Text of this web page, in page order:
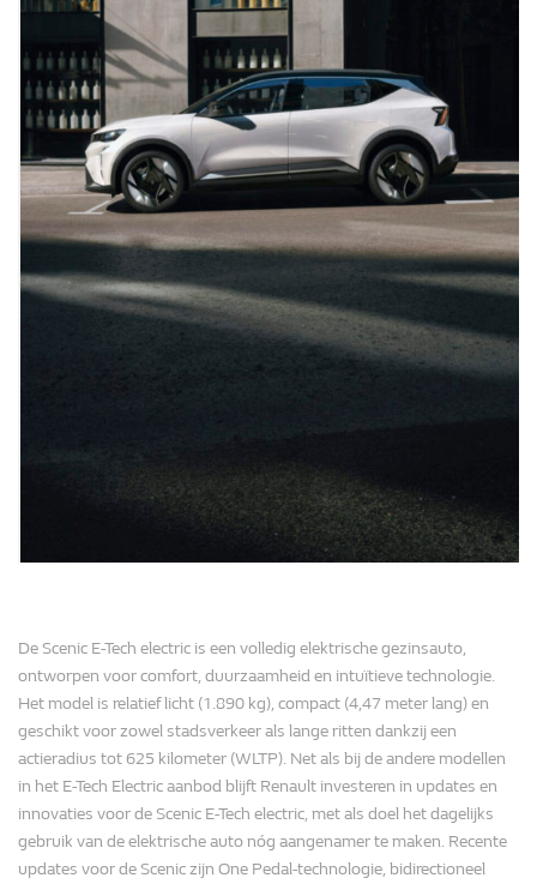
De Scenic E-Tech electric is een volledig elektrische gezinsauto,
ontworpen voor comfort, duurzaamheid en intuïtieve technologie.
Het model is relatief licht (1.890 kg), compact (4,47 meter lang) en
geschikt voor zowel stadsverkeer als lange ritten dankzij een
actieradius tot 625 kilometer (WLTP). Net als bij de andere modellen
in het E-Tech Electric aanbod blijft Renault investeren in updates en
innovaties voor de Scenic E-Tech electric, met als doel het dagelijks
gebruik van de elektrische auto nóg aangenamer te maken. Recente
updates voor de Scenic zijn One Pedal-technologie, bidirectioneel